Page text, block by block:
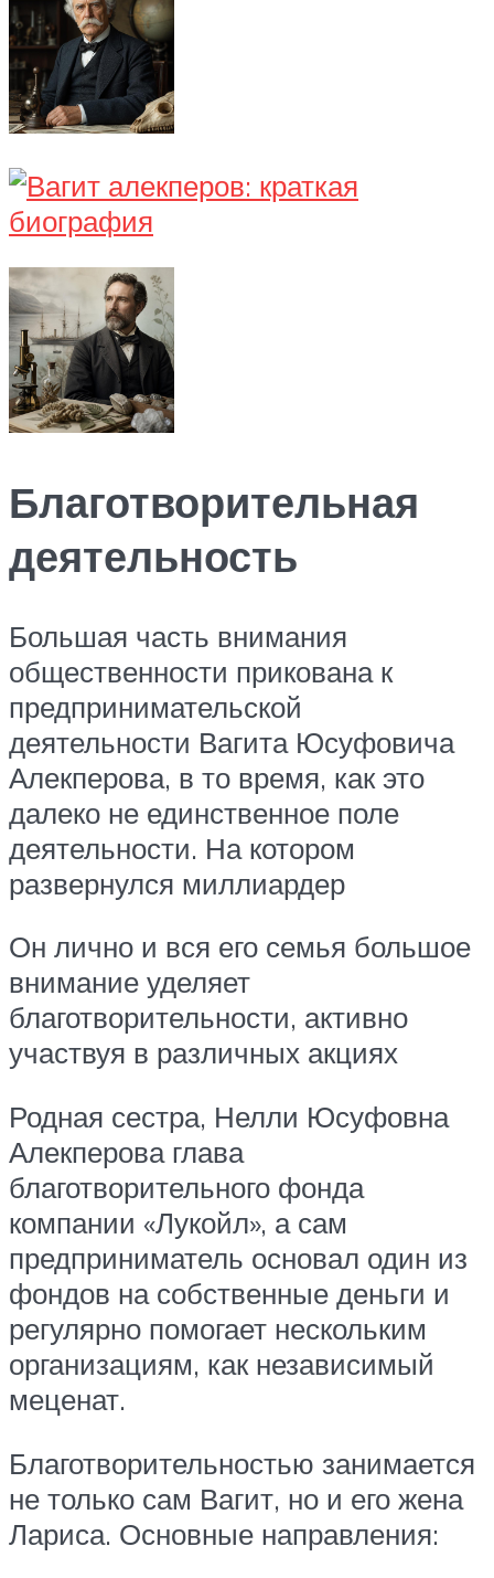
Благотворительная
деятельность
Большая часть внимания
общественности прикована к
предпринимательской
деятельности Вагита Юсуфовича
Алекперова, в то время, как это
далеко не единственное поле
деятельности. На котором
развернулся миллиардер
Он лично и вся его семья большое
внимание уделяет
благотворительности, активно
участвуя в различных акциях
Родная сестра, Нелли Юсуфовна
Алекперова глава
благотворительного фонда
компании «Лукойл», а сам
предприниматель основал один из
фондов на собственные деньги и
регулярно помогает нескольким
организациям, как независимый
меценат.
Благотворительностью занимается
не только сам Вагит, но и его жена
Лариса. Основные направления: